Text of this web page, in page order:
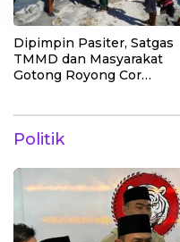
«
Dipimpin Pasiter, Satgas
TMMD dan Masyarakat
Gotong Royong Cor
Politik